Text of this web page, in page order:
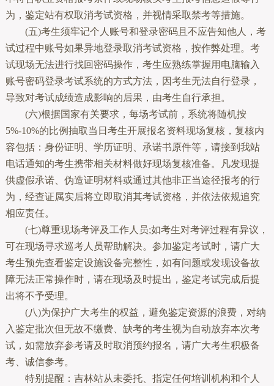
为，鉴定站有权取消考试资格，并视情采取禁考等措施。
(五)考生须牢记个人账号和登录密码且不应告知他人，考
试过程中账号如果异地登录取消考试资格，按作弊处理。考
试现场无法进行找回密码操作，考生应熟练掌握用电脑输入
账号密码登录考试系统的方式方法，因考生无法自行登录，
导致对考试成绩造成影响的后果，由考生自行承担。
(六)根据国家有关要求，每场考试前，系统将随机按
5%-10%的比例抽取当日考生开展报名资料现场复核，复核内
容包括：身份证明、学历证明、承诺书原件等，请接到我站
电话通知的考生携带相关材料做好现场复核准备。凡发现提
供虚假承诺、伪造证明材料或通过其他非正当途径报考的行
为，经查证属实后将立即取消其考试资格，并依法依规追究
相应责任。
(七)尊重现场考评及工作人员;如考生对考评过程有异议，
可在现场寻求巡考人员帮助解决。参加鉴定考试时，请广大
考生预先查看鉴定设施设备完整性，如有问题或发现设备故
障无法正常操作时，请在现场及时提出，鉴定考试完成后提
出将不予受理。
(八)为保护广大考生的权益，避免鉴定资源的浪费，对纳
入鉴定批次但无故不缴费、缺考的考生视为自动放弃本次考
试，如需放弃参考请及时取消预约报名，请广大考生积极备
考、诚信参考。
特别提醒：吉林站从未委托、指定任何培训机构和个人